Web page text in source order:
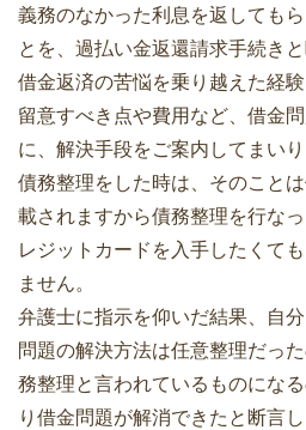
義務のなかった利息を返しても
とを、過払い金返還請求手続きと
借金返済の苦悩を乗り越えた経
留意すべき点や費用など、借金
に、解決手段をご案内してまいり
債務整理をした時は、そのこと
載されますから債務整理を行な
レジットカードを入手したくて
ません。
弁護士に指示を仰いだ結果、自
問題の解決方法は任意整理だっ
務整理と言われているものにな
り借金問題が解消できたと断言し